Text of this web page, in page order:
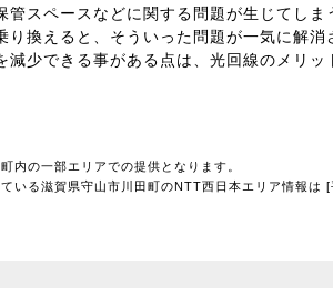
管スペースなどに関する問題が生じてしま
り換えると、そういった問題が一気に解
減少できる事がある点は、光回線のメリッ
内の一部エリアでの提供となります。
いる滋賀県守山市川田町のNTT西日本エリア情報は